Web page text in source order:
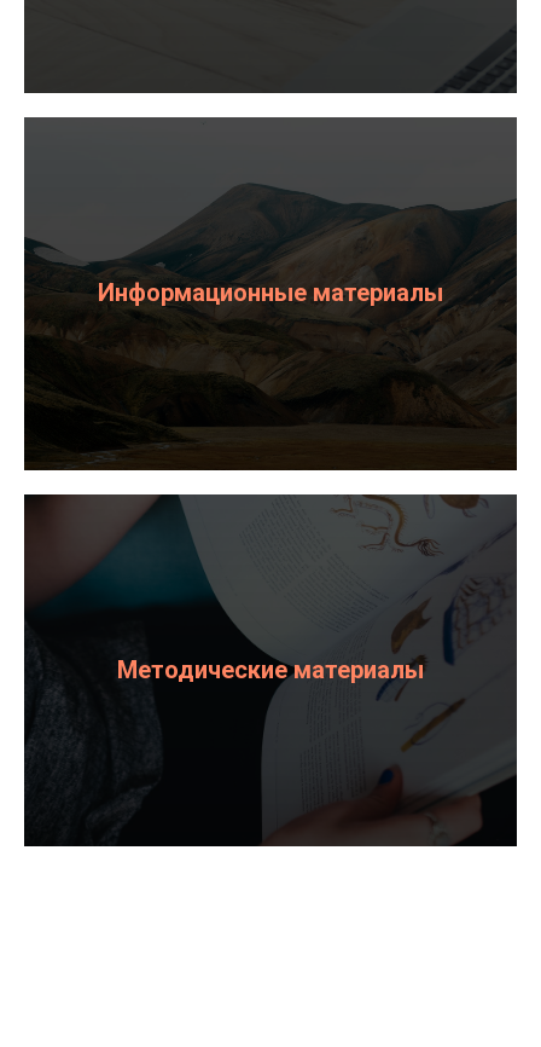
Информационные материалы
Методические материалы